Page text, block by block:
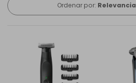
Ordenar por: Relevancia